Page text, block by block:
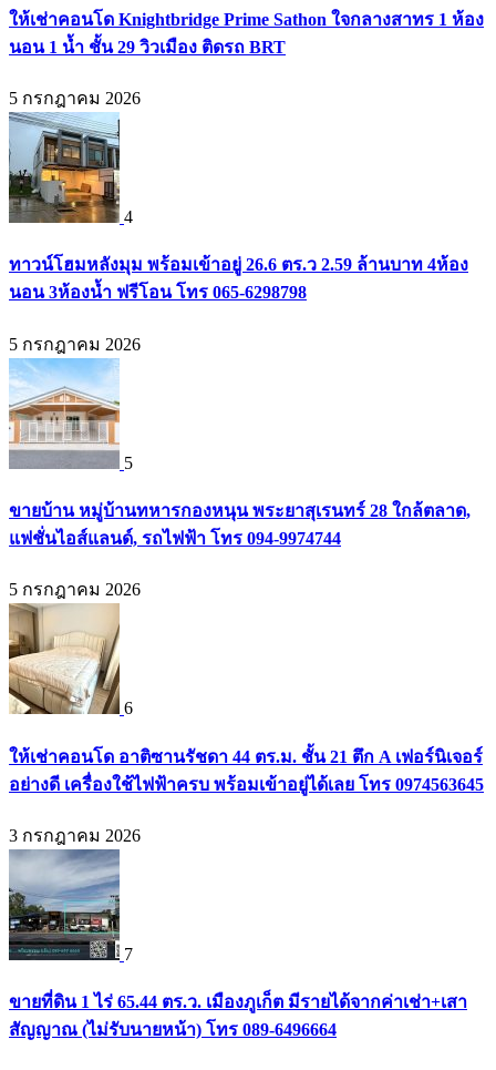
ให้เช่าคอนโด Knightbridge Prime Sathon ใจกลางสาทร 1 ห้อง
นอน 1 น้ำ ชั้น 29 วิวเมือง ติดรถ BRT
5 กรกฎาคม 2026
4
ทาวน์โฮมหลังมุม พร้อมเข้าอยู่ 26.6 ตร.ว 2.59 ล้านบาท 4ห้อง
นอน 3ห้องน้ำ ฟรีโอน โทร 065-6298798
5 กรกฎาคม 2026
5
ขายบ้าน หมู่บ้านทหารกองหนุน พระยาสุเรนทร์ 28 ใกล้ตลาด,
แฟชั่นไอส์แลนด์, รถไฟฟ้า โทร 094-9974744
5 กรกฎาคม 2026
6
ให้เช่าคอนโด อาติซานรัชดา 44 ตร.ม. ชั้น 21 ตึก A เฟอร์นิเจอร์
อย่างดี เครื่องใช้ไฟฟ้าครบ พร้อมเข้าอยู่ได้เลย โทร 0974563645
3 กรกฎาคม 2026
7
ขายที่ดิน 1 ไร่ 65.44 ตร.ว. เมืองภูเก็ต มีรายได้จากค่าเช่า+เสา
สัญญาณ (ไม่รับนายหน้า) โทร 089-6496664